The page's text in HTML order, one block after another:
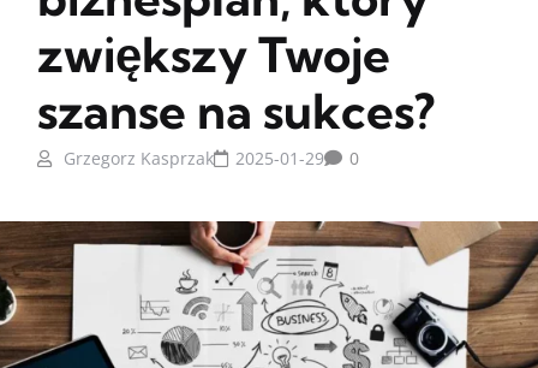
zwiększy Twoje
szanse na sukces?
Grzegorz Kasprzak 2025-01-29 0